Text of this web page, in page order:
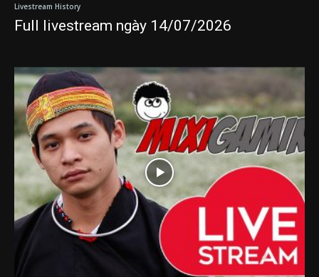
Livestream History
Full livestream ngày 14/07/2026